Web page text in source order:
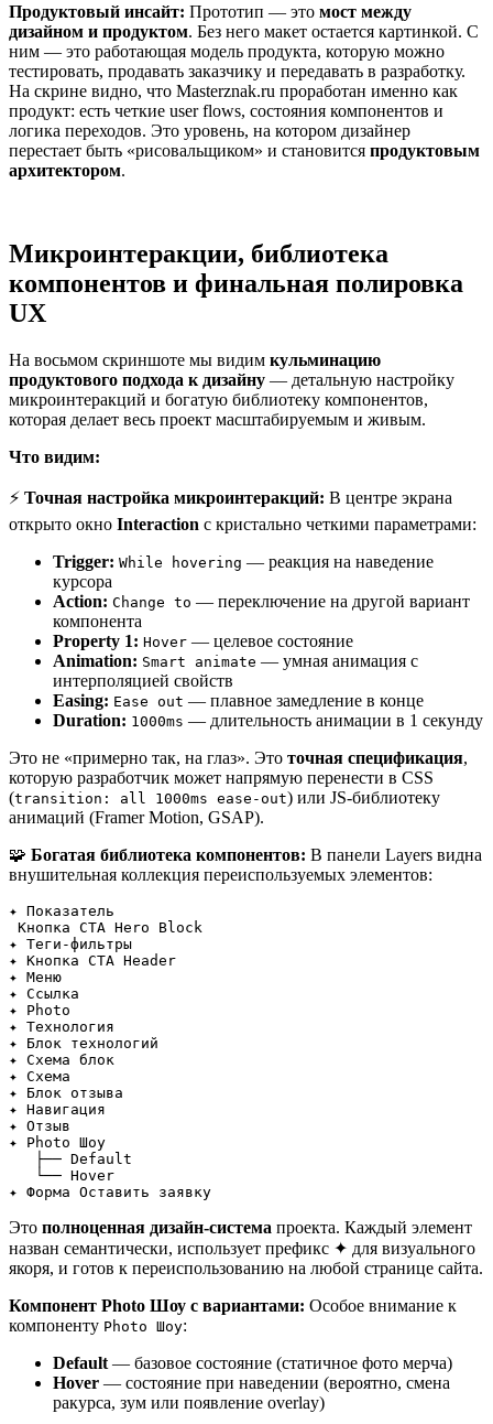
Продуктовый инсайт: Прототип — это мост между
дизайном и продуктом. Без него макет остается картинкой. С
ним — это работающая модель продукта, которую можно
тестировать, продавать заказчику и передавать в разработку.
На скрине видно, что Masterznak.ru проработан именно как
продукт: есть четкие user flows, состояния компонентов и
логика переходов. Это уровень, на котором дизайнер
перестает быть «рисовальщиком» и становится продуктовым
архитектором.
Микроинтеракции, библиотека
компонентов и финальная полировка
UX
На восьмом скриншоте мы видим кульминацию
продуктового подхода к дизайну — детальную настройку
микроинтеракций и богатую библиотеку компонентов,
которая делает весь проект масштабируемым и живым.
Что видим:
⚡ Точная настройка микроинтеракций: В центре экрана
открыто окно Interaction с кристально четкими параметрами:
Trigger: While hovering — реакция на наведение
курсора
Action: Change to — переключение на другой вариант
компонента
Property 1: Hover — целевое состояние
Animation: Smart animate — умная анимация с
интерполяцией свойств
Easing: Ease out — плавное замедление в конце
Duration: 1000ms — длительность анимации в 1 секунду
Это не «примерно так, на глаз». Это точная спецификация,
которую разработчик может напрямую перенести в CSS
(transition: all 1000ms ease-out) или JS-библиотеку
анимаций (Framer Motion, GSAP).
🧩 Богатая библиотека компонентов: В панели Layers видна
внушительная коллекция переиспользуемых элементов:
✦ Показатель
Кнопка CTA Hero Block
✦ Теги-фильтры
✦ Кнопка CTA Header
✦ Меню
✦ Ссылка
✦ Photo
✦ Технология
✦ Блок технологий
✦ Схема блок
✦ Схема
✦ Блок отзыва
✦ Навигация
✦ Отзыв
✦ Photo Шоу
   ├── Default
   └── Hover
✦ Форма Оставить заявку
Это полноценная дизайн-система проекта. Каждый элемент
назван семантически, использует префикс ✦ для визуального
якоря, и готов к переиспользованию на любой странице сайта.
Компонент Photo Шоу с вариантами: Особое внимание к
компоненту Photo Шоу:
Default — базовое состояние (статичное фото мерча)
Hover — состояние при наведении (вероятно, смена
ракурса, зум или появление overlay)